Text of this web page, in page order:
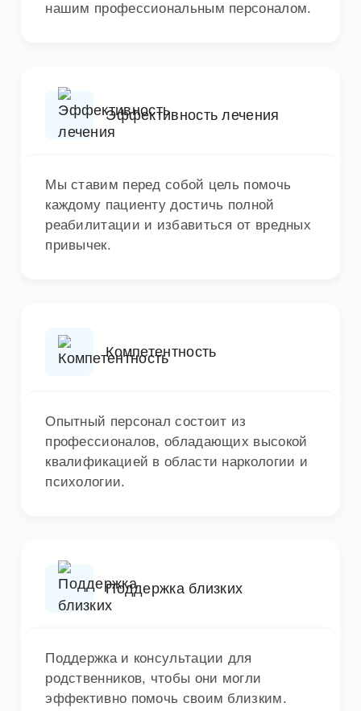
нашим профессиональным персоналом.
Эффективность лечения
Мы ставим перед собой цель помочь
каждому пациенту достичь полной
реабилитации и избавиться от вредных
привычек.
Компетентность
Опытный персонал состоит из
профессионалов, обладающих высокой
квалификацией в области наркологии и
психологии.
Поддержка близких
Поддержка и консультации для
родственников, чтобы они могли
эффективно помочь своим близким.